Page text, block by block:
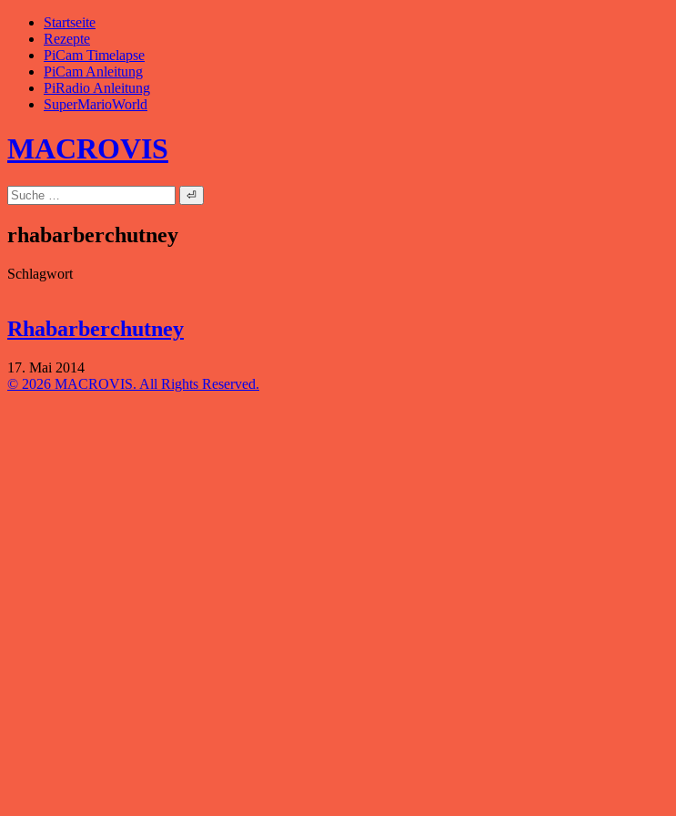
Zum
Inhalt
springen
Startseite
Rezepte
PiCam Timelapse
PiCam Anleitung
PiRadio Anleitung
SuperMarioWorld
MACROVIS
Suche
nach:
rhabarberchutney
Schlagwort
Rhabarberchutney
17. Mai 2014
© 2026 MACROVIS. All Rights Reserved.